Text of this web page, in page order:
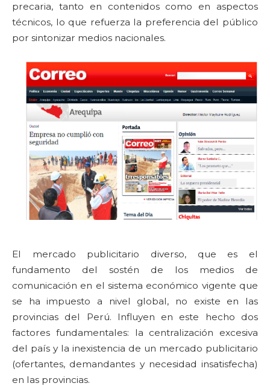
precaria, tanto en contenidos como en aspectos
técnicos, lo que refuerza la preferencia del público
por sintonizar medios nacionales.
El mercado publicitario diverso, que es el
fundamento del sostén de los medios de
comunicación en el sistema económico vigente que
se ha impuesto a nivel global, no existe en las
provincias del Perú. Influyen en este hecho dos
factores fundamentales: la centralización excesiva
del país y la inexistencia de un mercado publicitario
(ofertantes, demandantes y necesidad insatisfecha)
en las provincias.